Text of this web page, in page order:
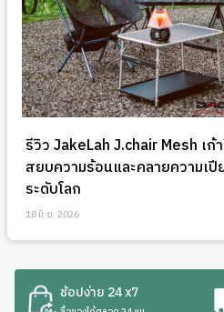
รีวิว JakeLah J.chair Mesh เ
สยบความร้อนและคลายความเ
ระดับโลก
18 มิ.ย. 2026
ช้อปง่าย 24 x7